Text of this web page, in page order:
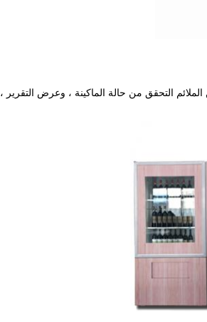
التحقق من حالة الماكينة ، وعرض التقرير ،